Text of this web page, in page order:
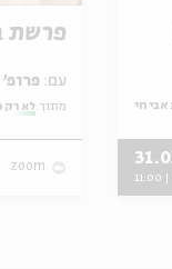
חי
פרשת
עם:
מתוך: לא רק
zoom